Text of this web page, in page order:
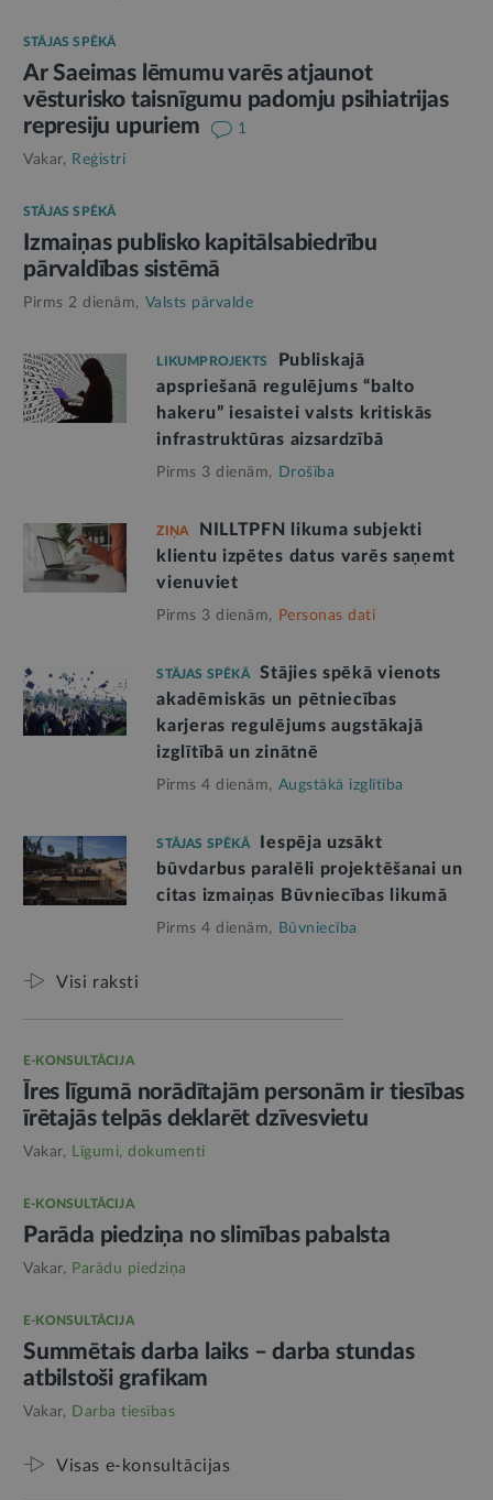
STĀJAS SPĒKĀ
Ar Saeimas lēmumu varēs atjaunot
vēsturisko taisnīgumu padomju psihiatrijas
represiju upuriem
1
Vakar, Reģistri
STĀJAS SPĒKĀ
Izmaiņas publisko kapitālsabiedrību
pārvaldības sistēmā
Pirms 2 dienām, Valsts pārvalde
LIKUMPROJEKTS
Publiskajā
apspriešanā regulējums “balto
hakeru” iesaistei valsts kritiskās
infrastruktūras aizsardzībā
Pirms 3 dienām, Drošība
ZIŅA
NILLTPFN likuma subjekti
klientu izpētes datus varēs saņemt
vienuviet
Pirms 3 dienām, Personas dati
STĀJAS SPĒKĀ
Stājies spēkā vienots
akadēmiskās un pētniecības
karjeras regulējums augstākajā
izglītībā un zinātnē
Pirms 4 dienām, Augstākā izglītība
STĀJAS SPĒKĀ
Iespēja uzsākt
būvdarbus paralēli projektēšanai un
citas izmaiņas Būvniecības likumā
Pirms 4 dienām, Būvniecība
Visi raksti
E-KONSULTĀCIJA
Īres līgumā norādītajām personām ir tiesības
īrētajās telpās deklarēt dzīvesvietu
Vakar, Līgumi, dokumenti
E-KONSULTĀCIJA
Parāda piedziņa no slimības pabalsta
Vakar, Parādu piedziņa
E-KONSULTĀCIJA
Summētais darba laiks – darba stundas
atbilstoši grafikam
Vakar, Darba tiesības
Visas e-konsultācijas